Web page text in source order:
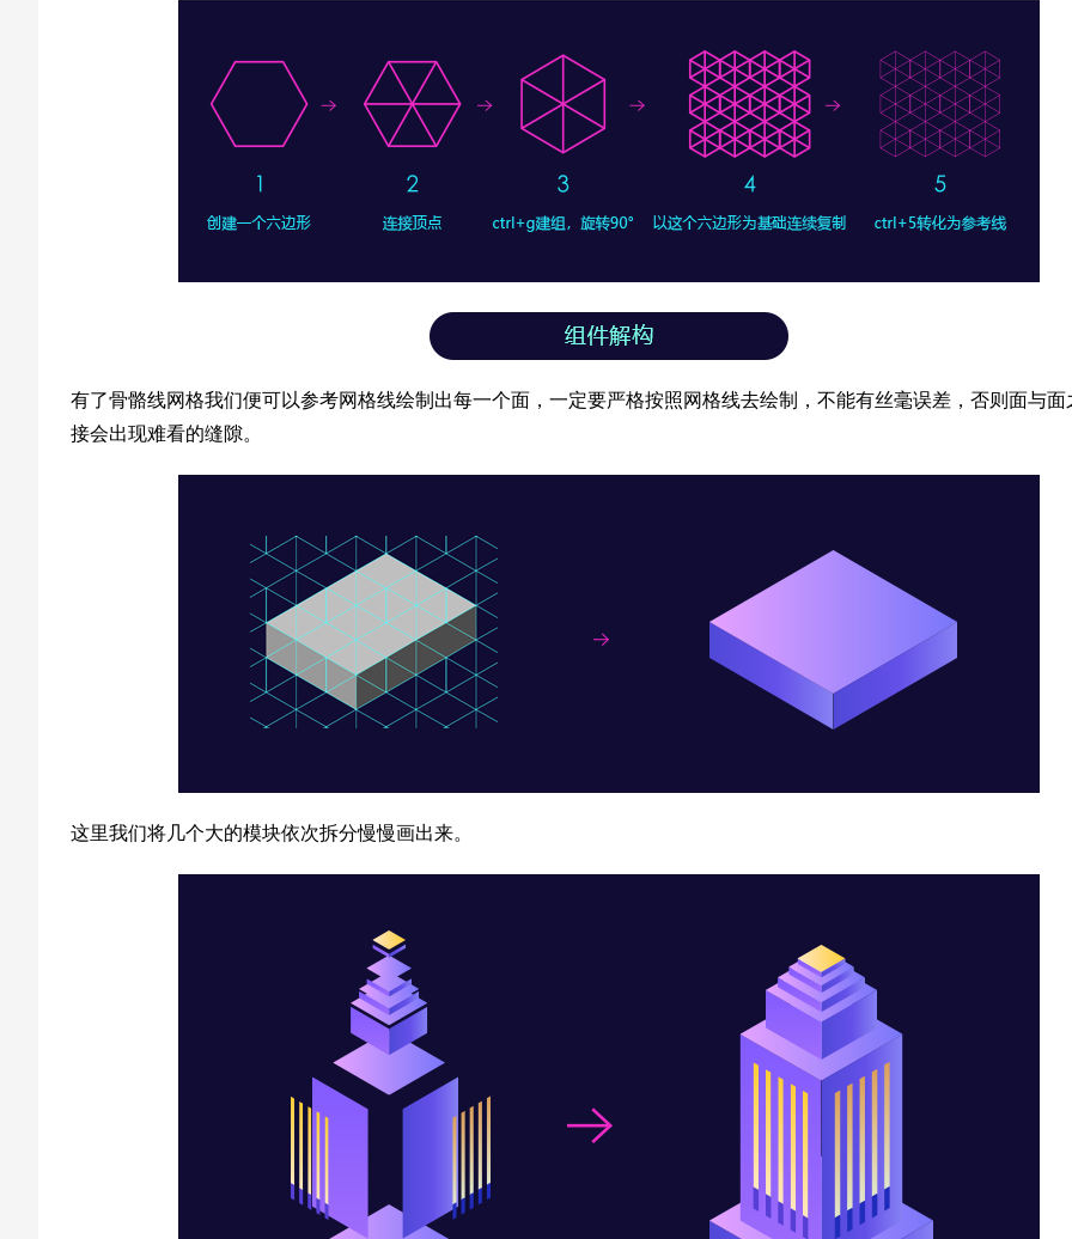
有了骨骼线网格我们便可以参考网格线绘制出每一个面，一定要严格按照网格线去绘制，不能有丝毫误差，否则面与面
接会出现难看的缝隙。
这里我们将几个大的模块依次拆分慢慢画出来。